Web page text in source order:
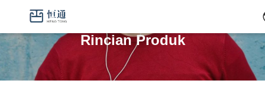
Rincian Produk